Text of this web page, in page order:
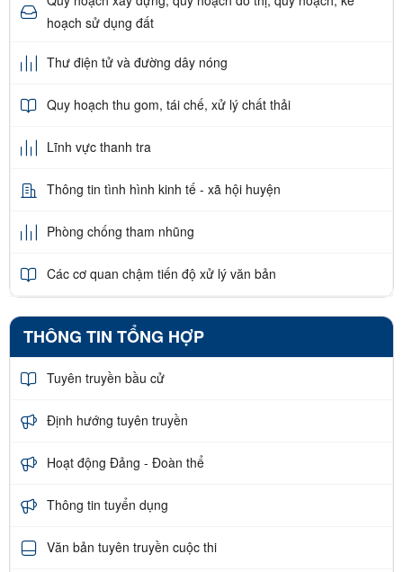
hoạch sử dụng đất
Thư điện tử và đường dây nóng
Quy hoạch thu gom, tái chế, xử lý chất thải
Lĩnh vực thanh tra
Thông tin tình hình kinh tế - xã hội huyện
Phòng chống tham nhũng
Các cơ quan chậm tiến độ xử lý văn bản
THÔNG TIN TỔNG HỢP
Tuyên truyền bầu cử
Định hướng tuyên truyền
Hoạt động Đảng - Đoàn thể
Thông tin tuyển dụng
Văn bản tuyên truyền cuộc thi